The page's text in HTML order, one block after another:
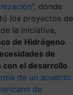
”, donde
los proyectos de
la iniciativa,
de Hidrógeno.
de
con el desarrollo
de un acuerdo
de